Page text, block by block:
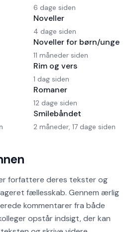
forfattere deres tekster og
fællesskab. Gennem ærlig
kommentarer fra både
opstår indsigt, der kan
6 dage siden
Noveller
4 dage siden
Noveller for børn/unge
11 måneder siden
Rim og vers
1 dag siden
Romaner
12 dage siden
Smilebåndet
2 måneder, 17 dage siden